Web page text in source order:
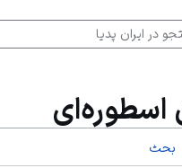
اسطوره‌ای
بحث